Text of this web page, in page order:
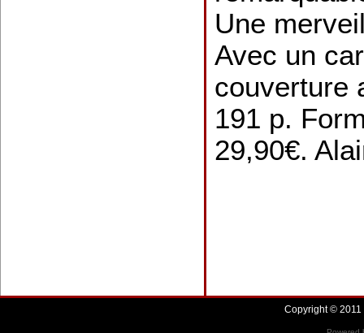
Une
Avec un
couverture
191 p.
29,90€.
Copyright © 2011